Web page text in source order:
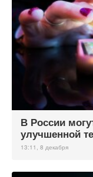
В России
улучшенной
13:11, 8 декабря